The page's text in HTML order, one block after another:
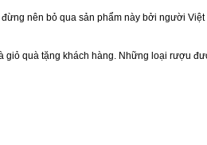
nên bỏ qua sản phẩm này bởi người
quà tặng khách hàng. Những loại rượu